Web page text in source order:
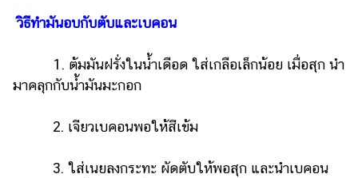
วิธีทำมันอบกับตับและเบคอน
1. ต้มมันฝรั่งในน้ำเดือด ใส่เกลือเล็กน้อย เมื่อสุก นำ
มาคลุกกับน้ำมันมะกอก
2. เจียวเบคอนพอให้สีเข้ม
3. ใส่เนยลงกระทะ ผัดตับให้พอสุก และนำเบคอน